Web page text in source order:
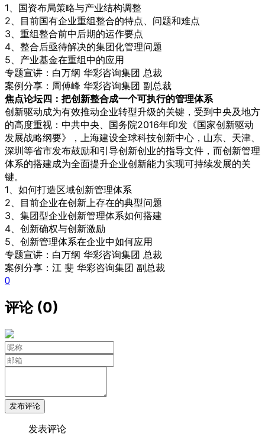
1、国资布局策略与产业结构调整
2、目前国有企业重组整合的特点、问题和难点
3、重组整合前中后期的运作要点
4、整合后亟待解决的集团化管理问题
5、产业基金在重组中的应用
专题宣讲：白万纲 华彩咨询集团 总裁
案例分享：周傅峰 华彩咨询集团 副总裁
焦点论坛四：把创新整合成一个可执行的管理体系
创新驱动成为有效推动企业转型升级的关键，受到中央及地方
的高度重视：中共中央、国务院2016年印发《国家创新驱动
发展战略纲要》，上海建设全球科技创新中心，山东、天津、
深圳等省市发布鼓励和引导创新创业的指导文件，而创新管理
体系的搭建成为全面提升企业创新能力实现可持续发展的关
键。
1、如何打造区域创新管理体系
2、目前企业在创新上存在的典型问题
3、集团型企业创新管理体系如何搭建
4、创新确权与创新激励
5、创新管理体系在企业中如何应用
专题宣讲：白万纲 华彩咨询集团 总裁
案例分享：江 斐 华彩咨询集团 副总裁
0
评论 (0)
发布评论
发表评论